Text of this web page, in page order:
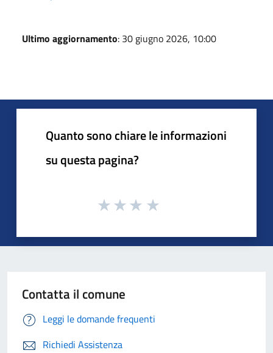
Ultimo aggiornamento: 30 giugno 2026, 10:00
Quanto sono chiare le informazioni
su questa pagina?
Contatta il comune
Leggi le domande frequenti
Richiedi Assistenza